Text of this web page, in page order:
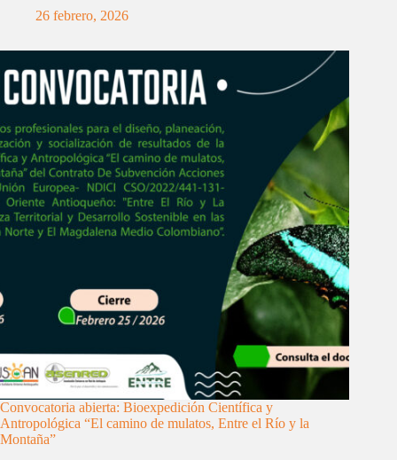
26 febrero, 2026
Convocatoria abierta: Bioexpedición Científica y
Antropológica “El camino de mulatos, Entre el Río y la
Montaña”